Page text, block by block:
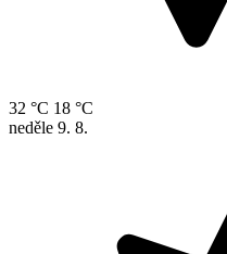
32 °C 18 °C
neděle 9. 8.